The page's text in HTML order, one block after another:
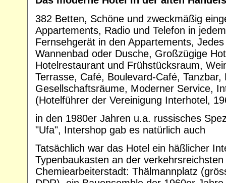
382 Betten, Schöne und zweckmäßig
Appartements, Radio und Telefon in
Fernsehgerät in den Appartements,
Wannenbad oder Dusche, Großzügige
Hotelrestaurant und Frühstücksraum,
Terrasse, Café, Boulevard-Café, Tanzbar,
Gesellschaftsräume, Moderner Service,
(Hotelführer der Vereinigung Interhotel,
in den 1980er Jahren u.a. russisches
"Ufa", Intershop gab es natürlich auch
Tatsächlich war das Hotel ein häßlicher
Typenbaukasten an der
Chemiearbeiterstadt: Thälmannplatz